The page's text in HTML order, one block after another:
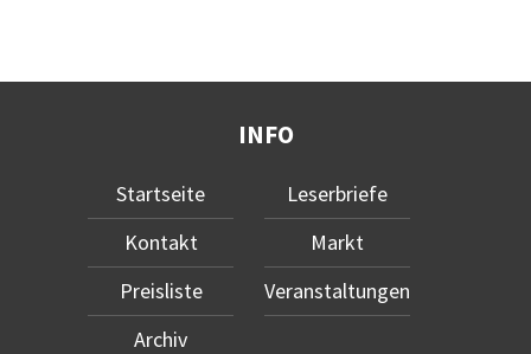
INFO
Startseite
Kontakt
Preisliste
Archiv
Leserbriefe
Markt
Veranstaltungen